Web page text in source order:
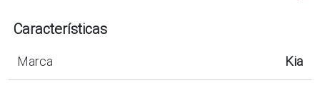
Características
Marca Kia